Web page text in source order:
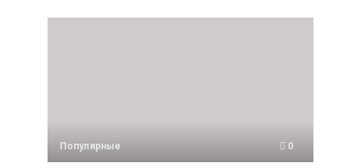
Популярные 0